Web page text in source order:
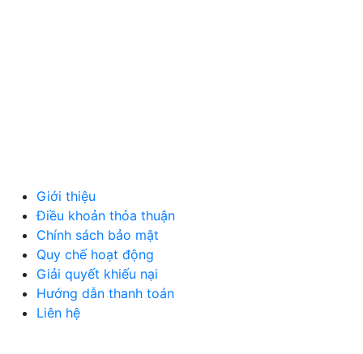
Giới thiệu
Điều khoản thỏa thuận
Chính sách bảo mật
Quy chế hoạt động
Giải quyết khiếu nại
Hướng dẫn thanh toán
Liên hệ